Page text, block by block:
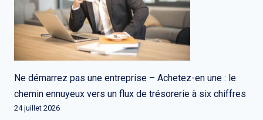
Ne démarrez pas une entreprise – Achetez-en une : le
chemin ennuyeux vers un flux de trésorerie à six chiffres
24 juillet 2026